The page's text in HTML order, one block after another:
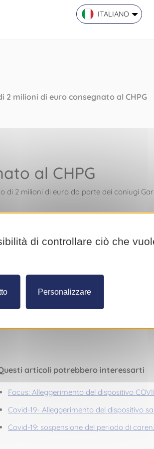
ITALIANO
2 milioni di euro consegnato al CHPG
al CHPG
di 2 milioni di euro da parte dei coniugi
tale consistente dono e ringraziare
valore l’organizzazione e l’efficacia
così meritata”, hanno sottolineato
di acquistare un sistema di
e un sistema di monitoraggio
vita sul posto di lavoro.
articoli potrebbero interessarti
Focus: Alleggerimento del dispositivo
Covid-19- Alleggerimento del dispositivo
Covid-19: sospensione del periodo di
di controllare ciò che
Personalizzare